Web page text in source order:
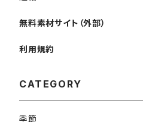
無料素材サイト（外部）
利用規約
CATEGORY
季節